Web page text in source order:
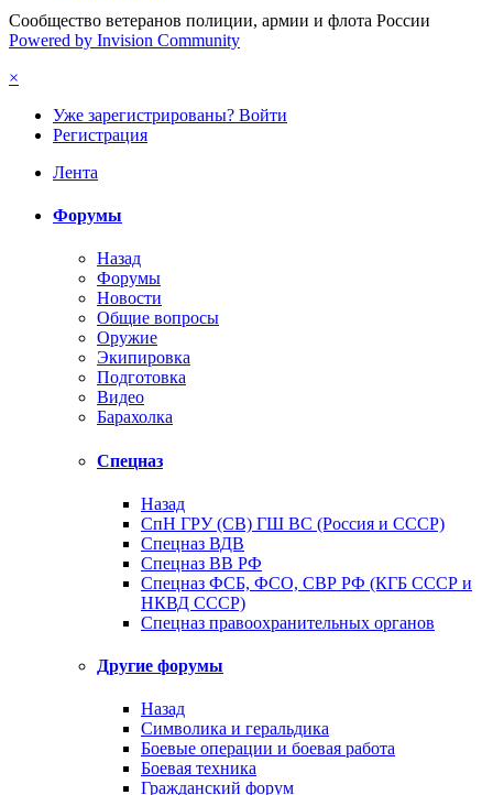
Сообщество ветеранов полиции, армии и флота России
Powered by Invision Community
×
Уже зарегистрированы? Войти
Регистрация
Лента
Форумы
Назад
Форумы
Новости
Общие вопросы
Оружие
Экипировка
Подготовка
Видео
Барахолка
Спецназ
Назад
СпН ГРУ (СВ) ГШ ВС (Россия и СССР)
Спецназ ВДВ
Спецназ ВВ РФ
Спецназ ФСБ, ФСО, СВР РФ (КГБ СССР и
НКВД СССР)
Спецназ правоохранительных органов
Другие форумы
Назад
Символика и геральдика
Боевые операции и боевая работа
Боевая техника
Гражданский форум